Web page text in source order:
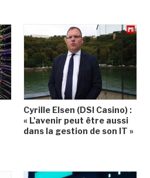
Cyrille Elsen (DSI Casino) :
« L'avenir peut être aussi
dans la gestion de son IT »